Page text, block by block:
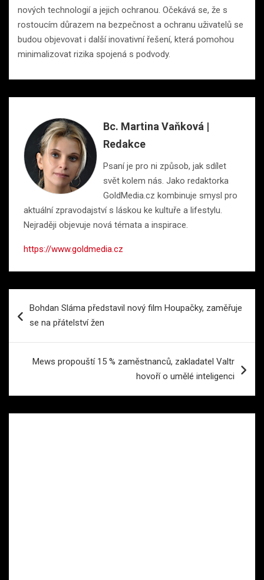
nových technologií a jejich ochranou. Očekává se, že s
rostoucím důrazem na bezpečnost a ochranu uživatelů se
budou objevovat i další inovativní řešení, která pomohou
minimalizovat rizika spojená s podvody.
Bc. Martina Vaňková |
Redakce
Psaní je pro ni způsob, jak sdílet
svět kolem nás. Jako redaktorka
GoldMedia.cz kombinuje smysl pro
aktuální zpravodajství s láskou ke kultuře a lifestylu.
Nejraději objevuje nová témata a inspirace.
https://www.goldmedia.cz
proBohdan Sláma představil nový film Houpačky, zaměřuje
se na přátelství žen
Mews propouští 15 % zaměstnanců, zakladatel Valtr
hovoří o umělé inteligenci